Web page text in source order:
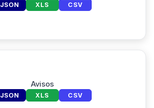
JSON XLS CSV
Avisos
JSON XLS CSV